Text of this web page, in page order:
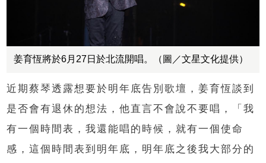
姜育恆將於6月27日於北流開唱。（圖／文星文化提供）
近期蔡琴透露想要於明年底告別歌壇，姜育恆談到
是否會有退休的想法，他直言不會說不要唱，「我
有一個時間表，我還能唱的時候，就有一個使命
感，這個時間表到明年底，明年底之後我大部分的